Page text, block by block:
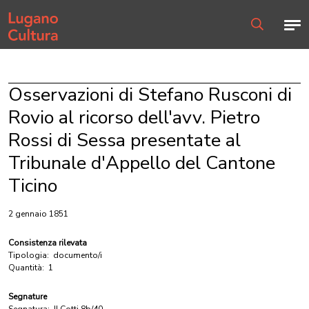
Home page
Osservazioni di Stefano Rusconi di
Rovio al ricorso dell'avv. Pietro
Rossi di Sessa presentate al
Tribunale d'Appello del Cantone
Ticino
2 gennaio 1851
Consistenza rilevata
Tipologia: documento/i
Quantità: 1
Segnature